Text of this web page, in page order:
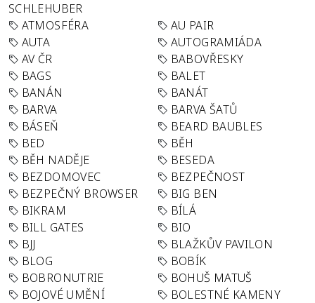
SCHLEHUBER
ATMOSFÉRA
AU PAIR
AUTA
AUTOGRAMIÁDA
AV ČR
BABOVŘESKY
BAGS
BALET
BANÁN
BANÁT
BARVA
BARVA ŠATŮ
BÁSEŇ
BEARD BAUBLES
BED
BĚH
BĚH NADĚJE
BESEDA
BEZDOMOVEC
BEZPEČNOST
BEZPEČNÝ BROWSER
BIG BEN
BIKRAM
BÍLÁ
BILL GATES
BIO
BJJ
BLAŽKŮV PAVILON
BLOG
BOBÍK
BOBRONUTRIE
BOHUŠ MATUŠ
BOJOVÉ UMĚNÍ
BOLESTNÉ KAMENY